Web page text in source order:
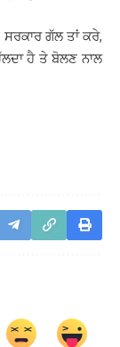
ਗੱਲ ਤਾਂ ਕਰੇ,
ਹੈ ਤੇ ਬੋਲਣ ਨਾਲ